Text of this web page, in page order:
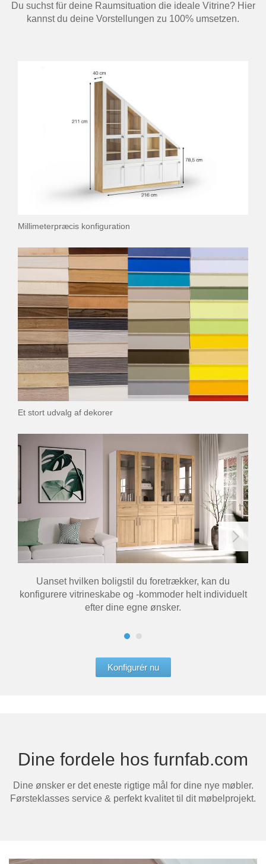
Du suchst für deine Raumsituation die ideale Vitrine? Hier
kannst du deine Vorstellungen zu 100% umsetzen.
Millimeterpræcis konfiguration
Et stort udvalg af dekorer
Uanset hvilken boligstil du foretrækker, kan du
konfigurere vitrineskabe og -kommoder helt individuelt
efter dine egne ønsker.
Konfigurér nu
Dine fordele hos furnfab.com
Dine ønsker er det eneste rigtige mål for dine nye møbler.
Førsteklasses service & perfekt kvalitet til dit møbelprojekt.